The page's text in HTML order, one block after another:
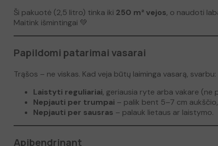
s
:
B
o
o
i
Ši pakuotė (2,5 litro) tinka iki 250 m² vejos, o naudoti
Maitink išmintingai 💚
Papildomi patarimai vasarai
Trąšos – ne viskas. Kad veja būtų laiminga vasarą, svarbu:
Laistyti reguliariai, geriausia ryte arba vakare (ne
Nepjauti per trumpai – palik bent 5–7 cm
Nepjauti per sausras – palauk lietaus ar laistymo.
Apibendrinant